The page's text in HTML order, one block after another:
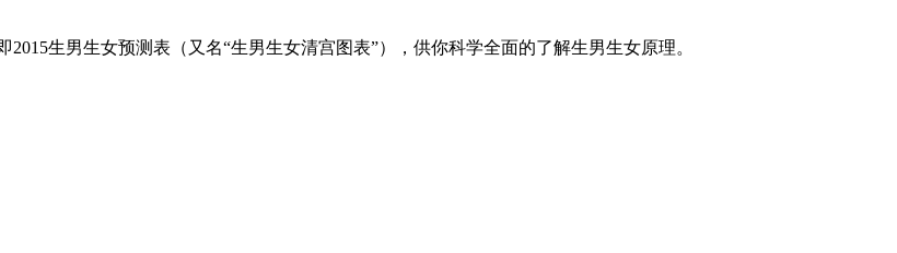
生男生女预测表（又名“生男生女清宫图表”），供你科学全面的了解生男生女原理。